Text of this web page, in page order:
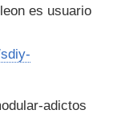
es usuario
adictos